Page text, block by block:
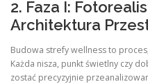
2. Faza I:
Architektura
Budowa strefy wellness to
Każda nisza, punkt świetlny czy
zostać precyzyjnie